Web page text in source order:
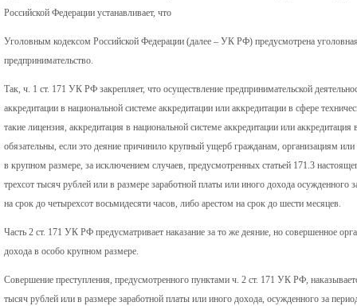
Российской Федерации устанавливает, что
Уголовным кодексом Российской Федерации (далее – УК РФ) предусмотрена уголовная
предпринимательство.
Так, ч. 1 ст. 171 УК РФ закрепляет, что осуществление предпринимательской
аккредитации в национальной системе аккредитации или аккредитации в сфере
такие лицензия, аккредитация в национальной системе аккредитации или
обязательны, если это деяние причинило крупный ущерб гражданам, организациям
в крупном размере, за исключением случаев, предусмотренных статьей 171.3
трехсот тысяч рублей или в размере заработной платы или иного дохода осужденного
на срок до четырехсот восьмидесяти часов, либо арестом на срок до шести месяцев.
Часть 2 ст. 171 УК РФ предусматривает наказание за то же деяние, но совершенное
дохода в особо крупном размере.
Совершение преступления, предусмотренного пунктами ч. 2 ст. 171 УК РФ,
тысяч рублей или в размере заработной платы или иного дохода, осужденного за